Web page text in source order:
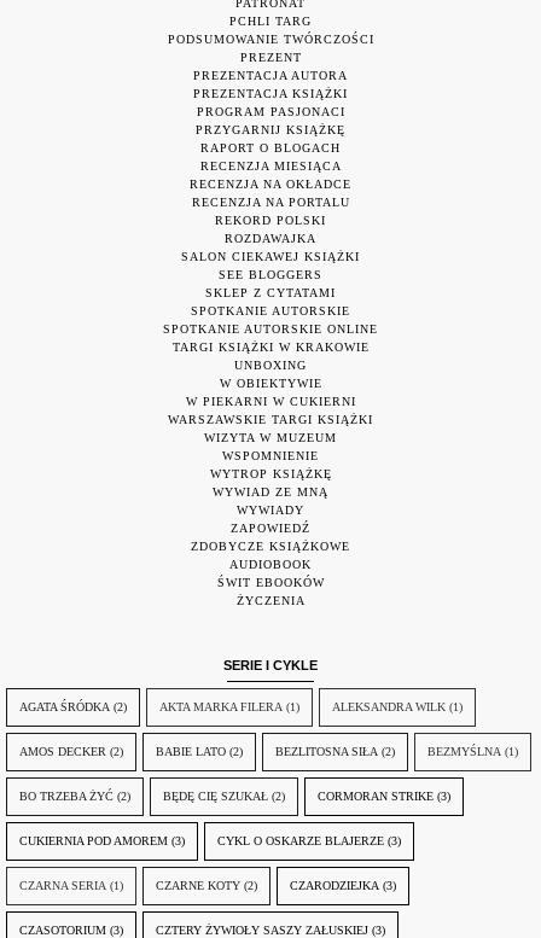
PCHLI TARG
PODSUMOWANIE TWÓRCZOŚCI
PREZENT
PREZENTACJA AUTORA
PREZENTACJA KSIĄŻKI
PROGRAM PASJONACI
PRZYGARNIJ KSIĄŻKĘ
RAPORT O BLOGACH
RECENZJA MIESIĄCA
RECENZJA NA OKŁADCE
RECENZJA NA PORTALU
REKORD POLSKI
ROZDAWAJKA
SALON CIEKAWEJ KSIĄŻKI
SEE BLOGGERS
SKLEP Z CYTATAMI
SPOTKANIE AUTORSKIE
SPOTKANIE AUTORSKIE ONLINE
TARGI KSIĄŻKI W KRAKOWIE
UNBOXING
W OBIEKTYWIE
W PIEKARNI W CUKIERNI
WARSZAWSKIE TARGI KSIĄŻKI
WIZYTA W MUZEUM
WSPOMNIENIE
WYTROP KSIĄŻKĘ
WYWIAD ZE MNĄ
WYWIADY
ZAPOWIEDŹ
ZDOBYCZE KSIĄŻKOWE
AUDIOBOOK
ŚWIT EBOOKÓW
ŻYCZENIA
SERIE I CYKLE
AGATA ŚRÓDKA (2) AKTA MARKA FILERA (1) ALEKSANDRA WILK (1)
AMOS DECKER (2) BABIE LATO (2) BEZLITOSNA SIŁA (2) BEZMYŚLNA (1)
BO TRZEBA ŻYĆ (2) BĘDĘ CIĘ SZUKAŁ (2) CORMORAN STRIKE (3)
CUKIERNIA POD AMOREM (3) CYKL O OSKARZE BLAJERZE (3)
CZARNA SERIA (1) CZARNE KOTY (2) CZARODZIEJKA (3)
CZASOTORIUM (3) CZTERY ŻYWIOŁY SASZY ZAŁUSKIEJ (3)